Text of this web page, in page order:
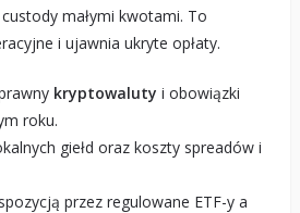
małymi kwotami. To
i ujawnia ukryte opłaty.
kryptowaluty i obowiązki
roku.
giełd oraz koszty spreadów i
przez regulowane ETF-y a